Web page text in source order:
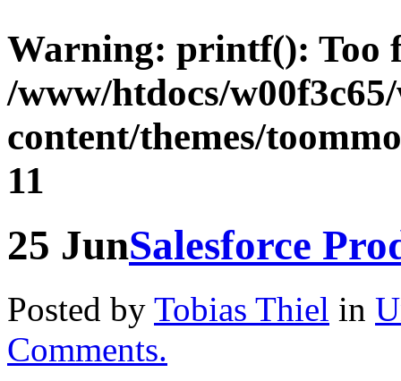
Warning: printf(): Too
/www/htdocs/
content/themes/
11
25 JunSalesforce
Posted by Tobias Thiel in
Comments.